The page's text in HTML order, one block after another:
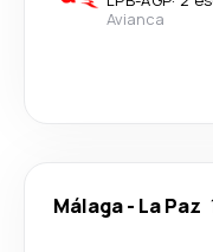
Avianca
Málaga- La Paz